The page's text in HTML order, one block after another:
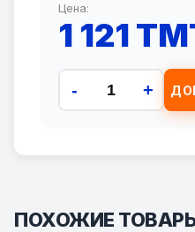
Цена:
1 121
- +
ПОХОЖИЕ